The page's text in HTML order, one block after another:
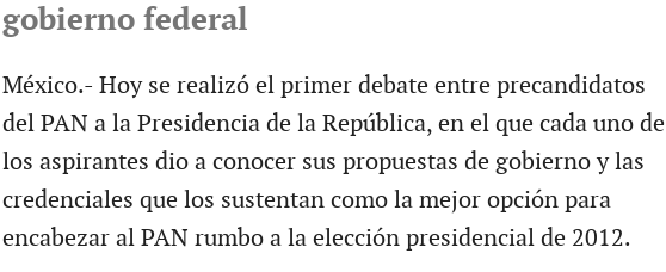
gobierno federal
México.- Hoy se realizó el primer debate entre precandidatos
del PAN a la Presidencia de la República, en el que cada uno de
los aspirantes dio a conocer sus propuestas de gobierno y las
credenciales que los sustentan como la mejor opción para
encabezar al PAN rumbo a la elección presidencial de 2012.